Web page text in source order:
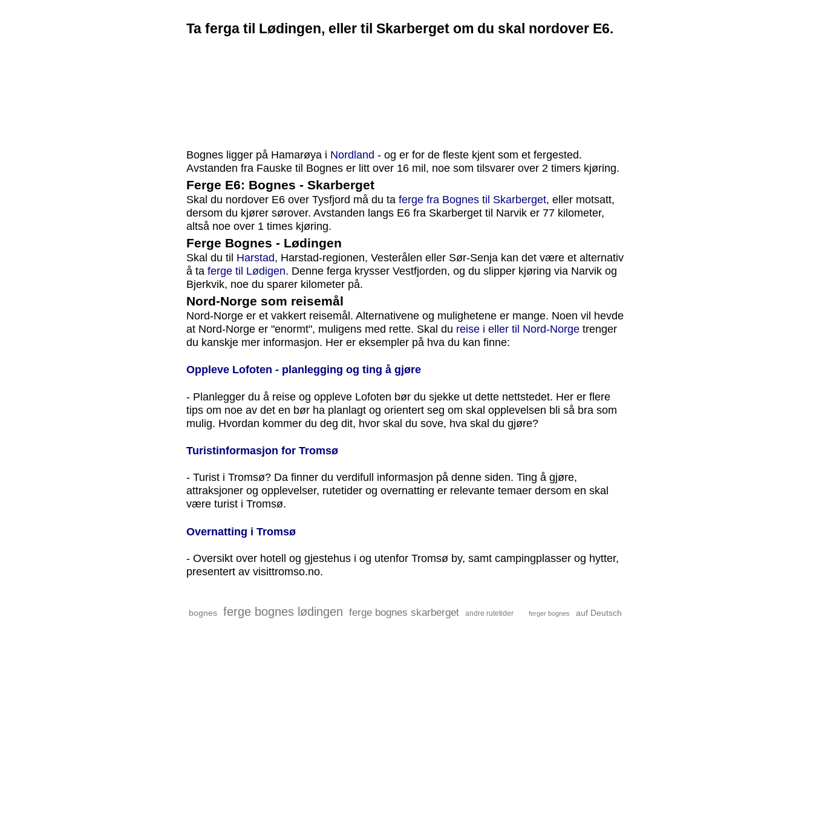
Ta ferga til Lødingen, eller til Skarberget om du skal nordover E6.
Bognes ligger på Hamarøya i Nordland - og er for de fleste kjent som et fergested.
Avstanden fra Fauske til Bognes er litt over 16 mil, noe som tilsvarer over 2 timers kjøring.
Ferge E6: Bognes - Skarberget
Skal du nordover E6 over Tysfjord må du ta ferge fra Bognes til Skarberget, eller motsatt,
dersom du kjører sørover. Avstanden langs E6 fra Skarberget til Narvik er 77 kilometer,
altså noe over 1 times kjøring.
Ferge Bognes - Lødingen
Skal du til Harstad, Harstad-regionen, Vesterålen eller Sør-Senja kan det være et alternativ
å ta ferge til Lødigen. Denne ferga krysser Vestfjorden, og du slipper kjøring via Narvik og
Bjerkvik, noe du sparer kilometer på.
Nord-Norge som reisemål
Nord-Norge er et vakkert reisemål. Alternativene og mulighetene er mange. Noen vil hevde
at Nord-Norge er "enormt", muligens med rette. Skal du reise i eller til Nord-Norge trenger
du kanskje mer informasjon. Her er eksempler på hva du kan finne:
Oppleve Lofoten - planlegging og ting å gjøre
- Planlegger du å reise og oppleve Lofoten bør du sjekke ut dette nettstedet. Her er flere
tips om noe av det en bør ha planlagt og orientert seg om skal opplevelsen bli så bra som
mulig. Hvordan kommer du deg dit, hvor skal du sove, hva skal du gjøre?
Turistinformasjon for Tromsø
- Turist i Tromsø? Da finner du verdifull informasjon på denne siden. Ting å gjøre,
attraksjoner og opplevelser, rutetider og overnatting er relevante temaer dersom en skal
være turist i Tromsø.
Overnatting i Tromsø
- Oversikt over hotell og gjestehus i og utenfor Tromsø by, samt campingplasser og hytter,
presentert av visittromso.no.
bognes ferge bognes lødingen ferge bognes skarberget andre rutetider ferger bognes auf Deutsch